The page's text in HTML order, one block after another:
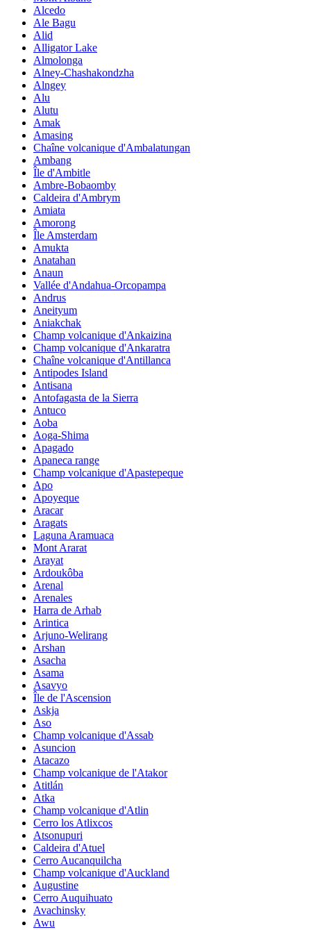
Alcedo
Ale Bagu
Alid
Alligator Lake
Almolonga
Alney-Chashakondzha
Alngey
Alu
Alutu
Amak
Amasing
Chaîne volcanique d'Ambalatungan
Ambang
Île d'Ambitle
Ambre-Bobaomby
Caldeira d'Ambrym
Amiata
Amorong
Île Amsterdam
Amukta
Anatahan
Anaun
Vallée d'Andahua-Orcopampa
Andrus
Aneityum
Aniakchak
Champ volcanique d'Ankaizina
Champ volcanique d'Ankaratra
Chaîne volcanique d'Antillanca
Antipodes Island
Antisana
Antofagasta de la Sierra
Antuco
Aoba
Aoga-Shima
Apagado
Apaneca range
Champ volcanique d'Apastepeque
Apo
Apoyeque
Aracar
Aragats
Laguna Aramuaca
Mont Ararat
Arayat
Ardoukôba
Arenal
Arenales
Harra de Arhab
Arintica
Arjuno-Welirang
Arshan
Asacha
Asama
Asavyo
Île de l'Ascension
Askja
Aso
Champ volcanique d'Assab
Asuncion
Atacazo
Champ volcanique de l'Atakor
Atitlán
Atka
Champ volcanique d'Atlin
Cerro los Atlixcos
Atsonupuri
Caldeira d'Atuel
Cerro Aucanquilcha
Champ volcanique d'Auckland
Augustine
Cerro Auquihuato
Avachinsky
Awu